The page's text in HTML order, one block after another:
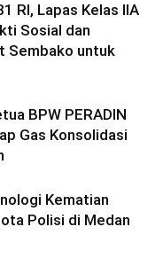
RI, Lapas Kelas IIA
Sosial dan
Sembako untuk
BPW PERADIN
Gas Konsolidasi
Kematian
Polisi di Medan